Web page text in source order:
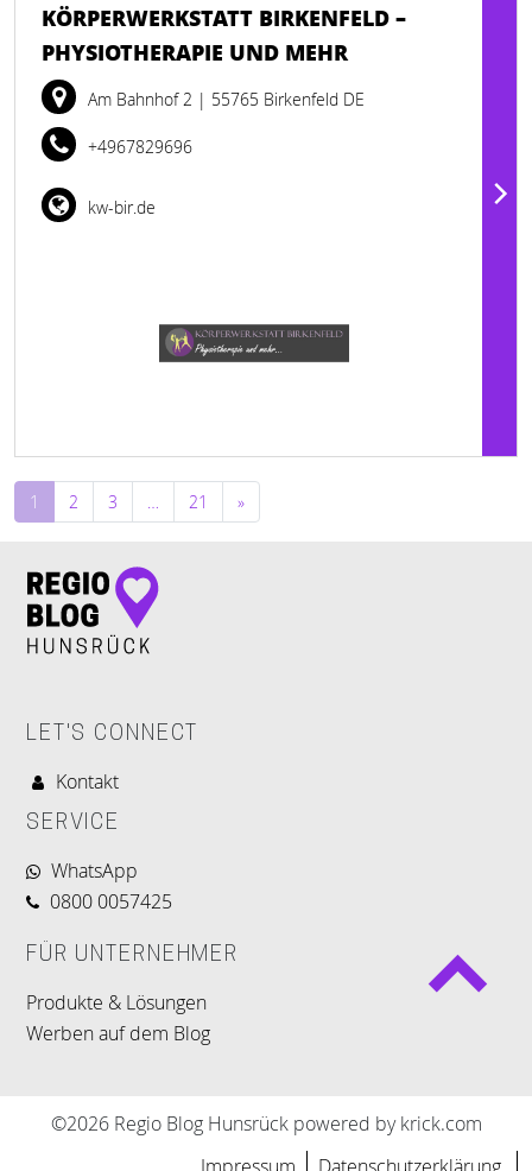
KÖRPERWERKSTATT BIRKENFELD –
PHYSIOTHERAPIE UND MEHR
Am Bahnhof 2 | 55765 Birkenfeld DE
+4967829696
kw-bir.de
Beitragsnavigation
1 2 3 … 21 »
LET'S CONNECT
Kontakt
SERVICE
WhatsApp
0800 0057425
FÜR UNTERNEHMER
Produkte & Lösungen
Werben auf dem Blog
©2026 Regio Blog Hunsrück powered by krick.com